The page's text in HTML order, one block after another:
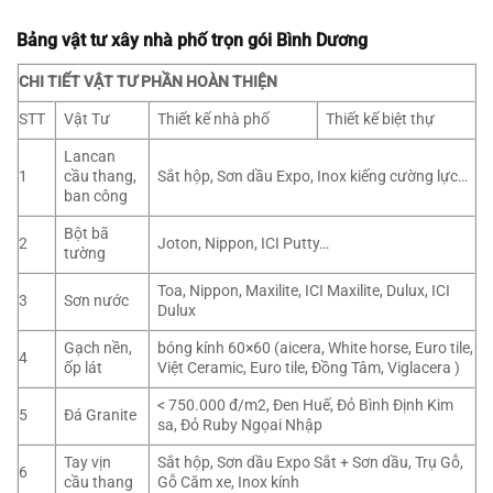
Bảng vật tư xây nhà phố trọn gói Bình Dương
CHI TIẾT VẬT TƯ PHẦN HOÀN THIỆN
STT
Vật Tư Thiết kế nhà phố Thiết kế biệt thự
1
Lancan
cầu thang,
ban công
Sắt hộp, Sơn dầu Expo, Inox kiếng cường lực…
2
Bột bã
tường
Joton, Nippon, ICI Putty…
3 Sơn nước
Toa, Nippon, Maxilite, ICI Maxilite, Dulux, ICI
Dulux
4
Gạch nền,
ốp lát
bóng kính 60×60 (aicera, White horse, Euro tile,
Việt Ceramic, Euro tile, Đồng Tâm, Viglacera )
5 Đá Granite
< 750.000 đ/m2, Đen Huế, Đỏ Bình Định Kim
sa, Đỏ Ruby Ngọai Nhập
6
Tay vịn
cầu thang
Sắt hộp, Sơn dầu Expo Sắt + Sơn dầu, Trụ Gỗ,
Gỗ Căm xe, Inox kính